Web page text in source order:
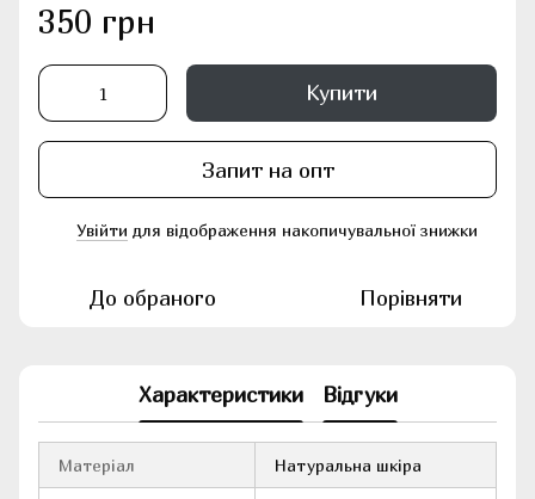
350 грн
Купити
Запит на опт
Увійти для відображення накопичувальної знижки
До обраного Порівняти
Характеристики Відгуки
Матеріал Натуральна шкіра